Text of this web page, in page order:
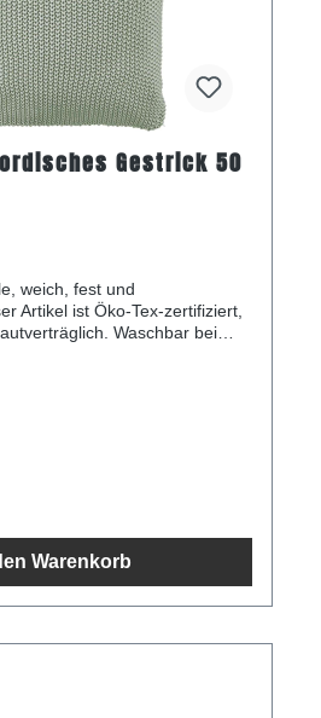
Gestrick 50
weich, fest und
Artikel ist Öko-Tex-zertifiziert,
Waschbar bei
Warenkorb